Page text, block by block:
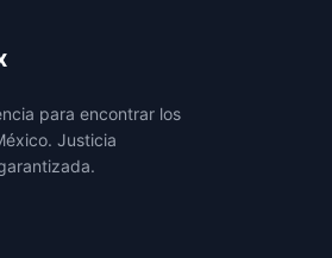
para encontrar los
Justicia